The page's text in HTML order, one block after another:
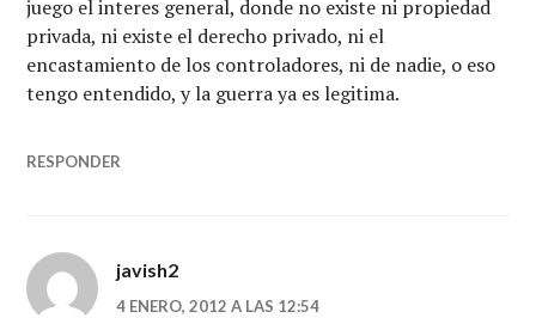
juego el interes general, donde no existe ni propiedad
privada, ni existe el derecho privado, ni el
encastamiento de los controladores, ni de nadie, o eso
tengo entendido, y la guerra ya es legitima.
RESPONDER
javish2
4 ENERO, 2012 A LAS 12:54